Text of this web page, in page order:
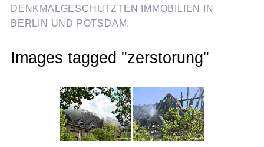
DENKMALGESCHÜTZTEN IMMOBILIEN IN
BERLIN UND POTSDAM.
Images tagged "zerstorung"